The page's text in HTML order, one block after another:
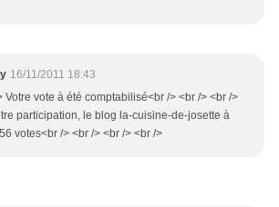
16/11/2011 18:43
Votre vote à été comptabilisé<br /> <br /> <br />
participation, le blog la-cuisine-de-josette à
votes<br /> <br /> <br /> <br />